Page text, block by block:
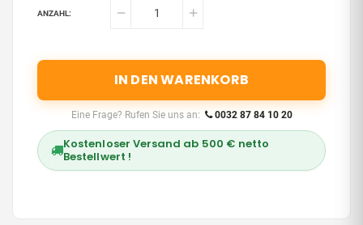
ANZAHL:
IN DEN WARENKORB
Eine Frage? Rufen Sie uns an: 0032 87 84 10 20
Kostenloser Versand ab 500 € netto
Bestellwert !